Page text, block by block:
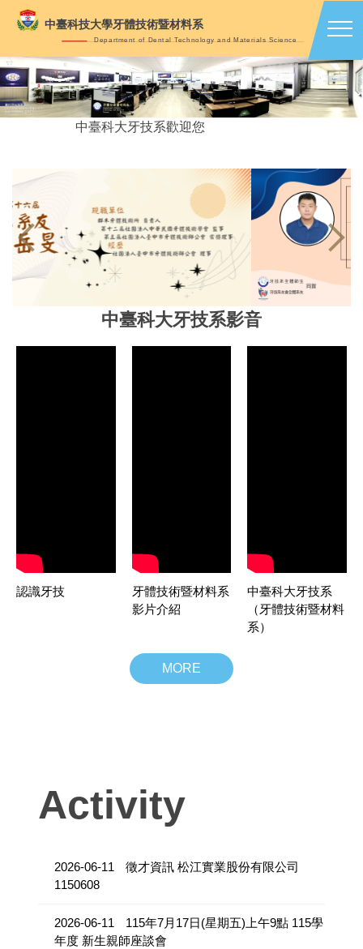
跳
到
要
內
容
中臺科技大學牙體技術暨材料系
Department of Dental Technology and Materials Science
中臺科大牙技系歡迎您
中臺科大牙技系影音
認識牙技
牙體技術暨材料系
影片介紹
中臺科大牙技系
（牙體技術暨材料
系）
MORE
Activity
2026-06-11
徵才資訊 松江實業股份有限公司
1150608
2026-06-11
115年7月17日(星期五)上午9點 115學
年度 新生親師座談會